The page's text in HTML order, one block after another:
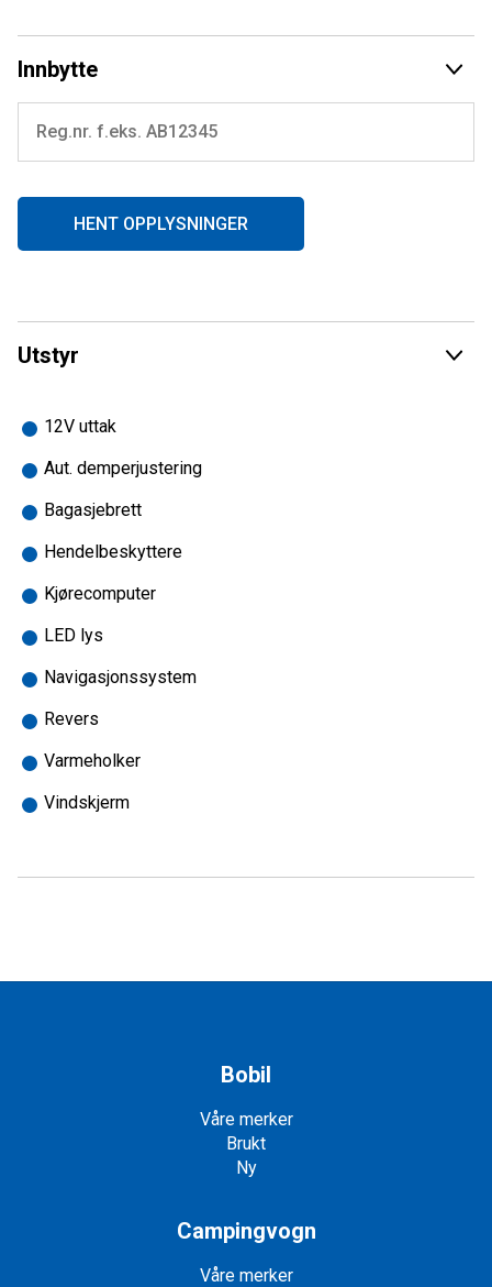
Belte med ispigg
LED Premium frontlys
m.m++
TA KONTAKT FOR MER INFO!
Innbytte
HENT OPPLYSNINGER
Utstyr
12V uttak
Aut. demperjustering
Bagasjebrett
Hendelbeskyttere
Kjørecomputer
LED lys
Navigasjonssystem
Revers
Varmeholker
Vindskjerm
Bobil
Våre merker
Brukt
Ny
Campingvogn
Våre merker